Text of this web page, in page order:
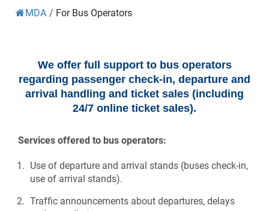
MDA / For Bus Operators
We offer full support to bus operators
regarding passenger check-in, departure and
arrival handling and ticket sales (including
24/7 online ticket sales).
Services offered to bus operators:
Use of departure and arrival stands (buses check-in,
use of arrival stands).
Traffic announcements about departures, delays